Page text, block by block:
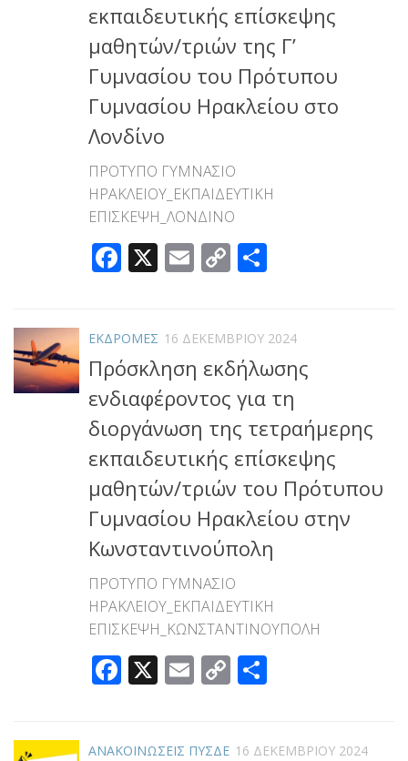
εκπαιδευτικής επίσκεψης
μαθητών/τριών της Γ’
Γυμνασίου του Πρότυπου
Γυμνασίου Ηρακλείου στο
Λονδίνο
ΠΡΟΤΥΠΟ ΓΥΜΝΑΣΙΟ
ΗΡΑΚΛΕΙΟΥ_ΕΚΠΑΙΔΕΥΤΙΚΗ
ΕΠΙΣΚΕΨΗ_ΛΟΝΔΙΝΟ
Facebook
X Email
Copy
ΕΚΔΡΟΜΕΣ 16 ΔΕΚΕΜΒΡΊΟΥ 2024
Πρόσκληση εκδήλωσης
ενδιαφέροντος για τη
διοργάνωση της τετραήμερης
εκπαιδευτικής επίσκεψης
μαθητών/τριών του Πρότυπου
Γυμνασίου Ηρακλείου στην
Κωνσταντινούπολη
ΠΡΟΤΥΠΟ ΓΥΜΝΑΣΙΟ
ΗΡΑΚΛΕΙΟΥ_ΕΚΠΑΙΔΕΥΤΙΚΗ
ΕΠΙΣΚΕΨΗ_ΚΩΝΣΤΑΝΤΙΝΟΥΠΟΛΗ
Facebook
X Email
Copy
ΑΝΑΚΟΙΝΩΣΕΙΣ ΠΥΣΔΕ 16 ΔΕΚΕΜΒΡΊΟΥ 2024